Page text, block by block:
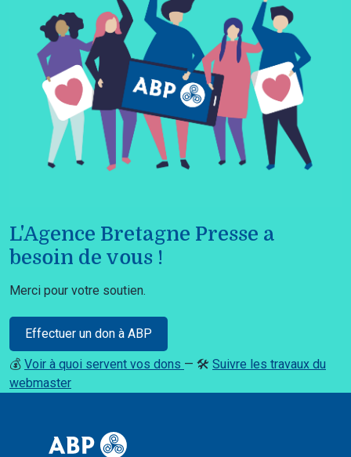
L'Agence Bretagne Presse a
besoin de vous !
Merci pour votre soutien.
Effectuer un don à ABP
💰 Voir à quoi servent vos dons — 🛠️ Suivre les travaux du
webmaster